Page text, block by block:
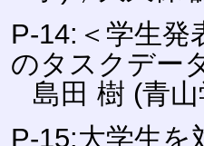
P-14:＜学生発
のタスクデー
島田 樹 (青
P-15:大学生を